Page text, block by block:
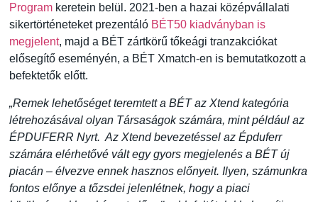
Program keretein belül. 2021-ben a hazai középvállalati
sikertörténeteket prezentáló BÉT50 kiadványban is
megjelent, majd a BÉT zártkörű tőkeági tranzakciókat
elősegítő eseményén, a BÉT Xmatch-en is bemutatkozott a
befektetők előtt.
„Remek lehetőséget teremtett a BÉT az Xtend kategória
létrehozásával olyan Társaságok számára, mint például az
ÉPDUFERR Nyrt. Az Xtend bevezetéssel az Épduferr
számára elérhetővé vált egy gyors megjelenés a BÉT új
piacán – élvezve ennek hasznos előnyeit. Ilyen, számunkra
fontos előnye a tőzsdei jelenlétnek, hogy a piaci